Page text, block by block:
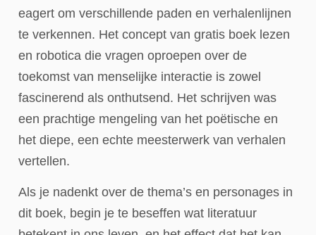
eagert om verschillende paden en verhalenlijnen
te verkennen. Het concept van gratis boek lezen
en robotica die vragen oproepen over de
toekomst van menselijke interactie is zowel
fascinerend als onthutsend. Het schrijven was
een prachtige mengeling van het poëtische en
het diepe, een echte meesterwerk van verhalen
vertellen.
Als je nadenkt over de thema’s en personages in
dit boek, begin je te beseffen wat literatuur